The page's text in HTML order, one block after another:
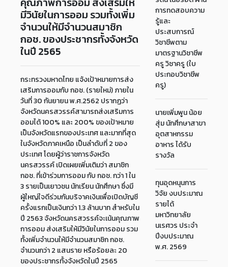
มีวินัยในการออม รวมทั้งเพิ่ม
จำนวนให้มีจำนวนสมาชิก
กอช. ของประชากรทั้งจังหวัด
ในปี 2565
กระทรวงมหาดไทย แจ้งเป้าหมายการส่ง
เสริมการออมกับ กอช. (รายใหม่) ภายใน
วันที่ 30 กันยายน พ.ศ.2562 ปรากฏว่า
จังหวัดนครสวรรค์สามารถส่งเสริมการ
ออมได้ 100% และ 200% ของเป้าหมาย
เป็นจังหวัดแรกของประเทศ และมากที่สุด
ในจังหวัดภาคเหนือ เป็นลำดับที่ 2 ของ
ประเทศ โดยผู้ว่าราชการจังหวัด
นครสวรรค์ เปิดเผยเพิ่มเติมว่า สมาชิก
กอช. ที่เข้าร่วมการออม กับ กอช. กว่า 1 ใน
3 รายเป็นเยาวชน นักเรียน นักศึกษา ซึ่งมี
ผู้ใหญ่ใจดีร่วมกันบริจาคเงินเพื่อเปิดบัญชี
ครั้งแรกเป็นเงินกว่า 1.3 ล้านบาท สำหรับใน
ปี 2563 จังหวัดนครสวรรค์จะเน้นคุณภาพ
การออม ส่งเสริมให้มีวินัยในการออม รวม
ทั้งเพิ่มจำนวนให้มีจำนวนสมาชิก กอช.
จำนวนกว่า 2 แสนราย หรือร้อยละ 20
ของประชากรทั้งจังหวัดในปี 2565
การทดสอบความ
รู้และ
ประสบการณ์
วิชาชีพตาม
มาตรฐานวิชาชีพ
ครู วิชาครู (ใบ
ประกอบวิชาชีพ
ครู)
นายเพิ่มพูน น้อย
สุ่ม นักศึกษาสาขา
อุตสาหกรรม
อาหาร ได้รับ
รางวัล
ทุนอุดหนุนการ
วิจัย งบประมาณ
รายได้
มหาวิทยาลัย
นเรศวร ประจำ
ปีงบประมาณ
พ.ศ. 2569